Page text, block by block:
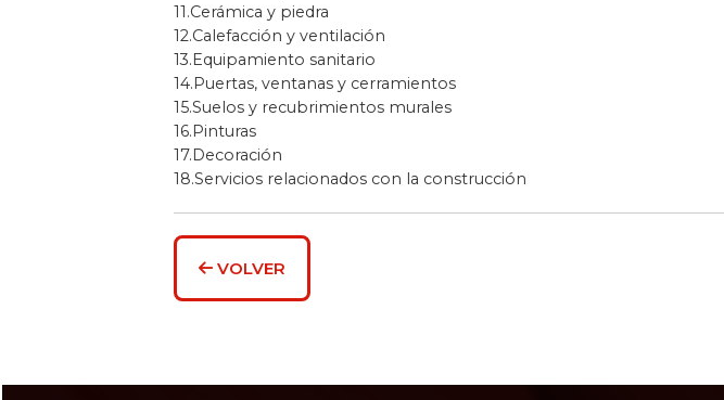
11.Cerámica y piedra
12.Calefacción y ventilación
13.Equipamiento sanitario
14.Puertas, ventanas y cerramientos
15.Suelos y recubrimientos murales
16.Pinturas
17.Decoración
18.Servicios relacionados con la construcción
VOLVER